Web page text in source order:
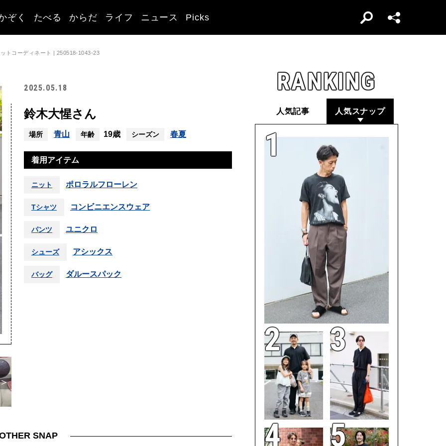
ぞく たべる からだ ライフ ニュース Picks
トコーディネート | 250518-1043-23
2025.05.18
鈴木大惺さん
場所 青山 年齢 19歳 シーズン 春夏
着用アイテム
ニット ポロラルフローレン
Tシャツ コンビニエンスウェア
パンツ ユニクロ
シューズ アシックス
バッグ ダルースパック
SNAP
RANKING
人気記事 人気スナップ